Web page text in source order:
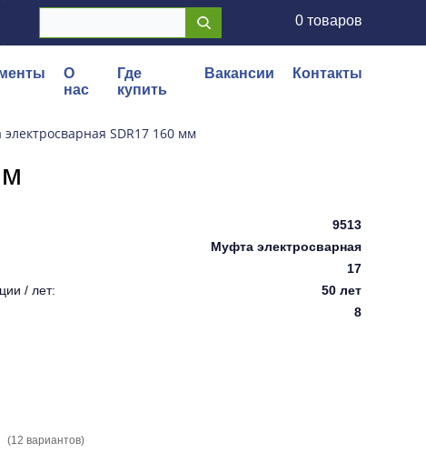
0 товаров
О
нас
Где
купить
Вакансии Контакты
SDR17 160 мм
9513
Муфта электросварная
17
/ лет:
50 лет
8
(12 вариантов)